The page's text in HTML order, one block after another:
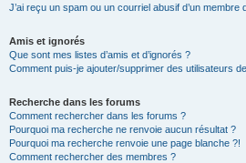
J’ai reçu un spam ou un courriel abusif d’un membre
Amis et ignorés
Que sont mes listes d’amis et d’ignorés ?
Comment puis-je ajouter/supprimer des utilisateurs
Recherche dans les forums
Comment rechercher dans les forums ?
Pourquoi ma recherche ne renvoie aucun résultat ?
Pourquoi ma recherche renvoie une page blanche ?!
Comment rechercher des membres ?